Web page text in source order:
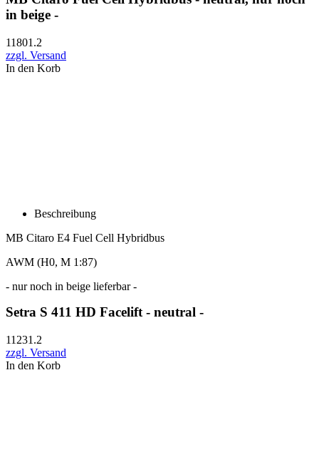
in beige -
11801.2
zzgl. Versand
In den Korb
Beschreibung
MB Citaro E4 Fuel Cell Hybridbus
AWM (H0, M 1:87)
- nur noch in beige lieferbar -
Setra S 411 HD Facelift - neutral -
11231.2
zzgl. Versand
In den Korb